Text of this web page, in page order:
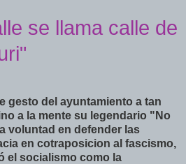
se llama calle de
gesto del ayuntamiento a tan
a la mente su legendario "No
voluntad en defender las
en cotraposicion al fascismo,
el socialismo como la